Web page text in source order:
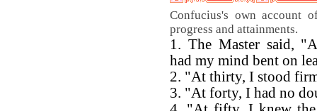
Confucius's own account
progress and attainments.
1. The Master said,
had my mind bent on
2. "At thirty, I stood
3. "At forty, I had no